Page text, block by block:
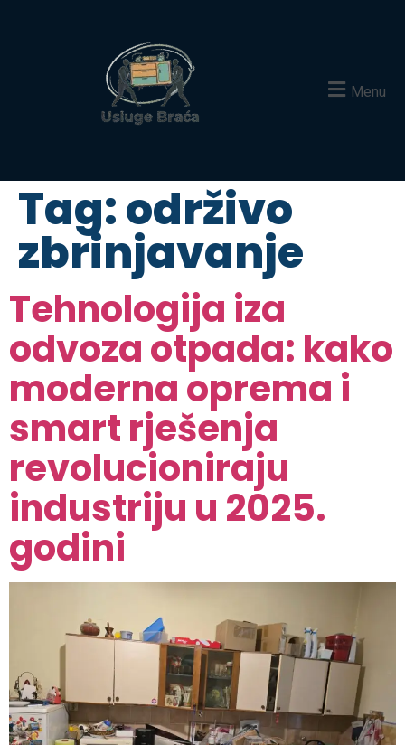
Menu
Tag:održivo
zbrinjavanje
Tehnologija iza
odvoza otpada: kako
moderna oprema i
smart rješenja
revolucioniraju
industriju u 2025.
godini